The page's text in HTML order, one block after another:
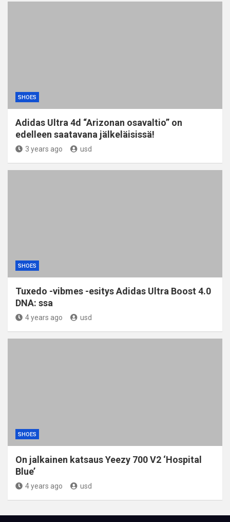
SHOES
Adidas Ultra 4d “Arizonan osavaltio” on
edelleen saatavana jälkeläisissä!
3 years ago usd
SHOES
Tuxedo -vibmes -esitys Adidas Ultra Boost 4.0
DNA: ssa
4 years ago usd
SHOES
On jalkainen katsaus Yeezy 700 V2 ‘Hospital
Blue’
4 years ago usd